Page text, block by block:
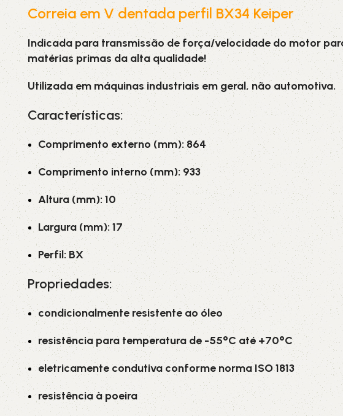
CX D PJ
PL SPA SPB
XPA XPB XPZ
Correia em V dentada perfil BX34 Keiper
Indicada para transmissão de força/velocidade do motor
matérias primas da alta qualidade!
Utilizada em máquinas industriais em geral, não automotiva.
Características:
Comprimento externo (mm): 864
Comprimento interno (mm): 933
Altura (mm): 10
Largura (mm): 17
Perfil: BX
Propriedades:
condicionalmente resistente ao óleo
resistência para temperatura de -55°C até +70°C
eletricamente condutiva conforme norma ISO 1813
resistência à poeira